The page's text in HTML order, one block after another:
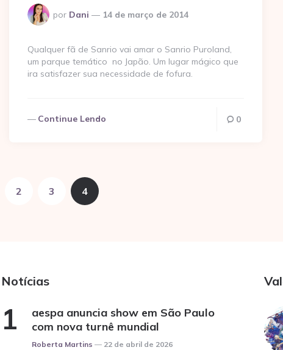
Postado
por
por Dani 14 de março de 2014
Qualquer fã de Sanrio vai amar o Sanrio Puroland,
um parque temático no Japão. Um lugar mágico que
ira satisfazer sua necessidade de fofura.
Continue Lendo 0
2 3 4
Notícias
aespa anuncia show em São Paulo
com nova turnê mundial
Posted
Roberta Martins 22 de abril de 2026